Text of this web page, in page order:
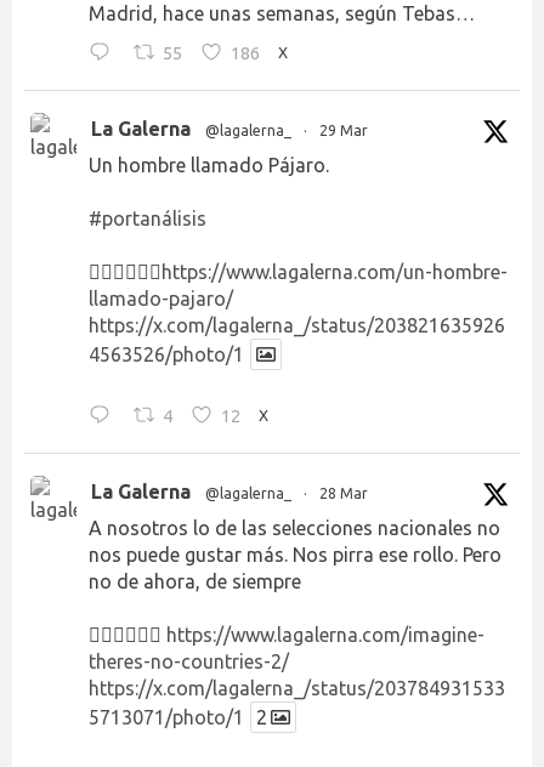
Madrid, hace unas semanas, según Tebas…
55 186 X
La Galerna @lagalerna_ · 29 Mar
Un hombre llamado Pájaro.
#portanálisis
👉🏻👉🏻👉🏻 https://www.lagalerna.com/un-hombre-
llamado-pajaro/
https://x.com/lagalerna_/status/203821635926
4563526/photo/1
4 12 X
La Galerna @lagalerna_ · 28 Mar
A nosotros lo de las selecciones nacionales no
nos puede gustar más. Nos pirra ese rollo. Pero
no de ahora, de siempre
👉🏻👉🏻👉🏻 https://www.lagalerna.com/imagine-
theres-no-countries-2/
https://x.com/lagalerna_/status/203784931533
5713071/photo/1
2